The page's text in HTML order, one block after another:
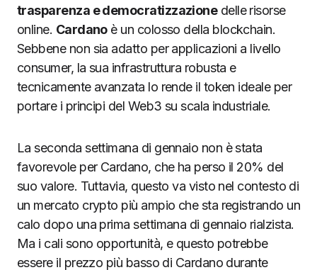
trasparenza e democratizzazionedelle risorse
online. Cardanoè un colosso della blockchain.
Sebbene non sia adatto per applicazioni a livello
consumer, la sua infrastruttura robusta e
tecnicamente avanzata lo rende il token ideale per
portare i principi del Web3 su scala industriale.
La seconda settimana di gennaio non è stata
favorevole per Cardano, che ha perso il 20% del
suo valore. Tuttavia, questo va visto nel contesto di
un mercato crypto più ampio che sta registrando un
calo dopo una prima settimana di gennaio rialzista.
Ma i cali sono opportunità, e questo potrebbe
essere il prezzo più basso di Cardano durante